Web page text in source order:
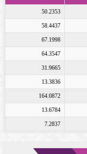
50.2353
58.4437
67.1998
64.3547
31.9665
13.3836
164.0872
13.6784
7.2837